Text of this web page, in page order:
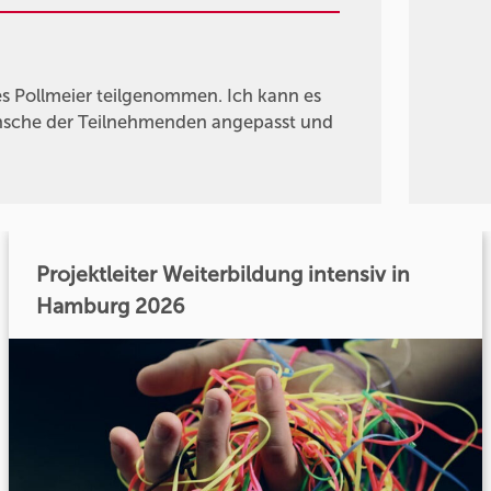
Pollmeier teilgenommen. Ich kann es
der Teilnehmenden angepasst und
Projektleiter Weiterbildung intensiv in
Hamburg 2026